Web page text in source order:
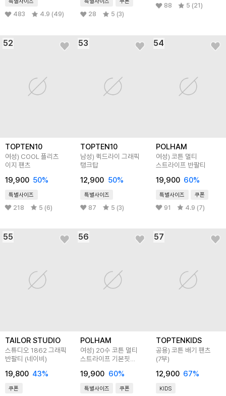
483 4.9 (49) 28 5 (3)
88 5 (21)
52
TOPTEN10
여성) COOL 플리츠
이지 팬츠
19,900 50%
특별사이즈
218 5 (6)
53
TOPTEN10
남성) 퀵드라이 그래픽
탱크탑
12,900 50%
특별사이즈
87 5 (3)
54
POLHAM
여성) 코튼 멀티
스트라이프 반팔티
19,900 60%
특별사이즈 쿠폰
91 4.9 (7)
55
TAILOR STUDIO
스튜디오 1862 그래픽
반팔티 (네이비)
19,800 43%
쿠폰
56
POLHAM
여성) 20수 코튼 멀티
스트라이프 기본핏
19,900 60%
특별사이즈 쿠폰
57
TOPTENKIDS
공용) 코튼 배기 팬츠
(7부)
12,900 67%
KIDS